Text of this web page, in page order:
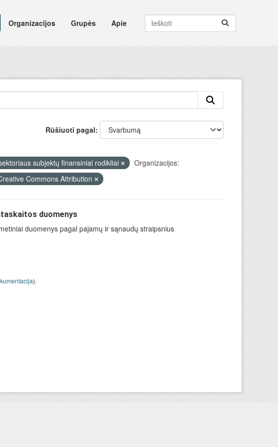
Organizacijos Grupės Apie
Rūšiuoti pagal
subjektų finansiniai rodikliai
Organizacijos:
Commons Attribution
duomenys
duomenys pagal pajamų ir sąnaudų straipsnius
).